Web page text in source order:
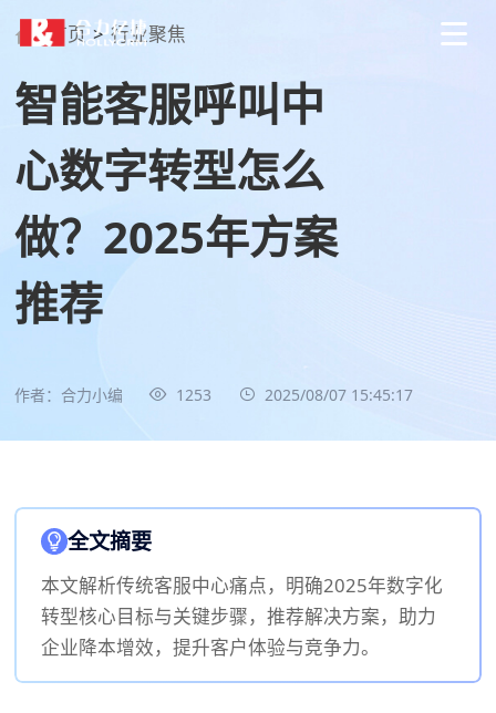
首页 > 行业聚焦
智能客服呼叫中
心数字转型怎么
做？2025年方案
推荐
作者：合力小编 1253 2025/08/07 15:45:17
全文摘要
本文解析传统客服中心痛点，明确2025年数字化
转型核心目标与关键步骤，推荐解决方案，助力
企业降本增效，提升客户体验与竞争力。